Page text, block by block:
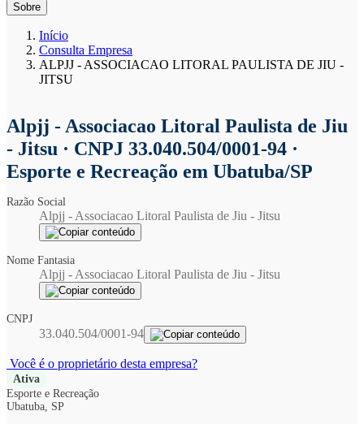
Sobre
Início
Consulta Empresa
ALPJJ - ASSOCIACAO LITORAL PAULISTA DE JIU -
JITSU
Alpjj - Associacao Litoral Paulista de Jiu
- Jitsu · CNPJ 33.040.504/0001-94 ·
Esporte e Recreação em Ubatuba/SP
Razão Social
Alpjj - Associacao Litoral Paulista de Jiu - Jitsu
Nome Fantasia
Alpjj - Associacao Litoral Paulista de Jiu - Jitsu
CNPJ
33.040.504/0001-94
Você é o proprietário desta empresa?
Ativa
Esporte e Recreação
Ubatuba, SP